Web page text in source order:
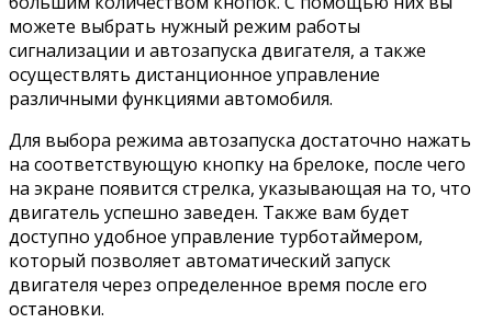
можете выбрать нужный режим работы
сигнализации и автозапуска двигателя, а также
осуществлять дистанционное управление
различными функциями автомобиля.
Для выбора режима автозапуска достаточно нажать
на соответствующую кнопку на брелоке, после чего
на экране появится стрелка, указывающая на то, что
двигатель успешно заведен. Также вам будет
доступно удобное управление турботаймером,
который позволяет автоматический запуск
двигателя через определенное время после его
остановки.